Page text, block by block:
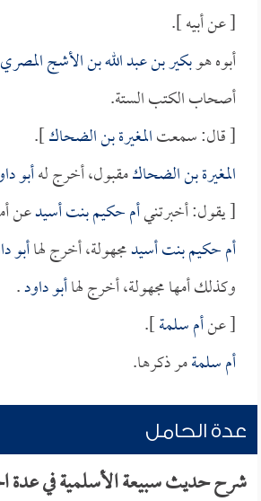
[ عن أبيه ].
أبوه هوبكير بن عبد الله بن الأشج المصري
أصحاب الكتب الستة.
[ قال: سمعتالمغيرة بن الضحاك].
المغيرة بن الضحاكمقبول، أخرج لهأبو
[ يقول: أخبرتنيأم حكيم بنت أسيدعن
أم حكيم بنت أسيدمجهولة، أخرج لهاأبو
وكذلك أمها مجهولة، أخرج لهاأبو داود.
[ عنأم سلمة].
أم سلمةمر ذكرها.
عدة الحامل
شرح حديث سبيعة الأسلمية في عدة